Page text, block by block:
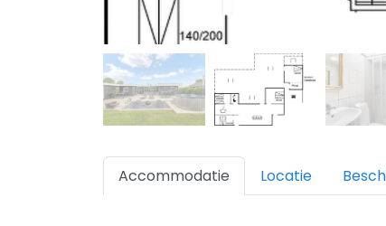
Accommodatie Locatie